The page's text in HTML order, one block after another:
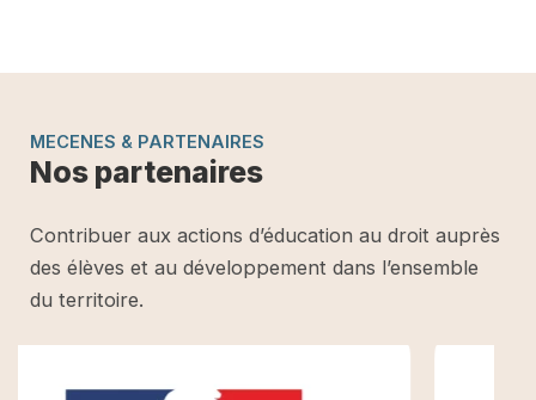
MECENES & PARTENAIRES
Nos partenaires
Contribuer aux actions d’éducation au droit auprès
des élèves et au développement dans l’ensemble
du territoire.